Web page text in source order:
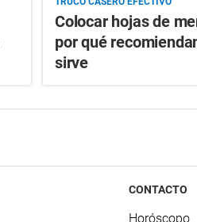
Colocar hojas de
por qué
sirve
CONTACTO
Horóscopo